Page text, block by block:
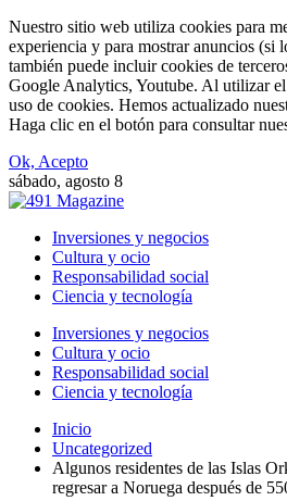
Nuestro sitio web utiliza cookies para
experiencia y para mostrar anuncios (si
también puede incluir cookies de
Google Analytics, Youtube. Al utilizar
uso de cookies. Hemos actualizado
Haga clic en el botón para consultar
Ok, Acepto
sábado, agosto 8
Inversiones y negocios
Cultura y ocio
Responsabilidad social
Ciencia y tecnología
Inversiones y negocios
Cultura y ocio
Responsabilidad social
Ciencia y tecnología
Inicio
Uncategorized
Algunos residentes de las Islas
regresar a Noruega después de